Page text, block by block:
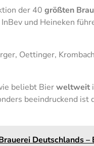
der 40 größten
und Heineken
Oettinger,
beliebt Bierweltweit
beeindruckend ist
Deutschlands –